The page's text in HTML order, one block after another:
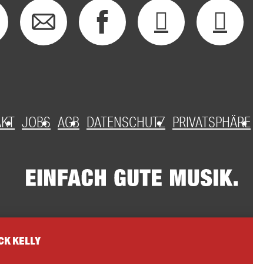
JOBS AGB DATENSCHUTZ PRIVATSPHÄRE
KELLY